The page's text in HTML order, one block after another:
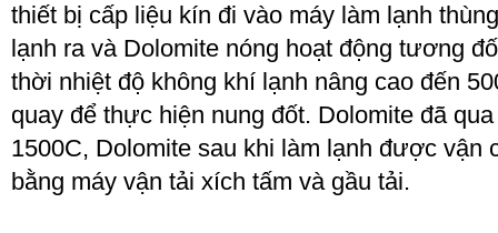
thiết bị cấp liệu kín đi vào máy làm lạnh
lạnh ra và Dolomite nóng hoạt động tương
thời nhiệt độ không khí lạnh nâng cao đến
quay để thực hiện nung đốt. Dolomite đã
1500C, Dolomite sau khi làm lạnh được vận
bằng máy vận tải xích tấm và gầu tải.